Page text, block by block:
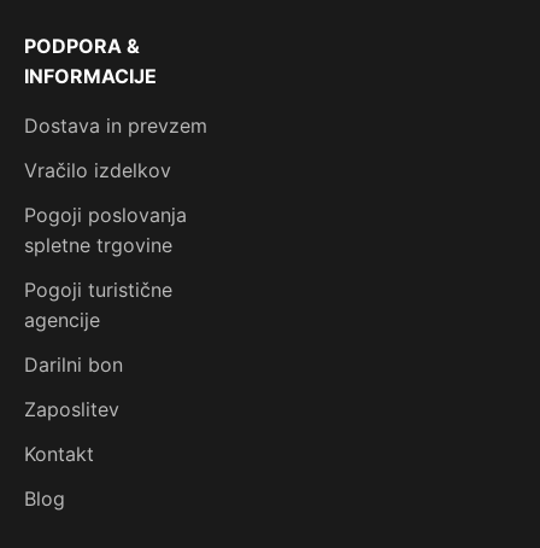
PODPORA &
INFORMACIJE
Dostava in prevzem
Vračilo izdelkov
Pogoji poslovanja
spletne trgovine
Pogoji turistične
agencije
Darilni bon
Zaposlitev
Kontakt
Blog